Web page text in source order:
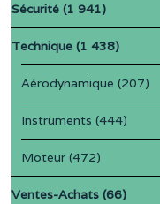
Sécurité (1 941)
Technique (1 438)
Aérodynamique (207)
Instruments (444)
Moteur (472)
Ventes-Achats (66)